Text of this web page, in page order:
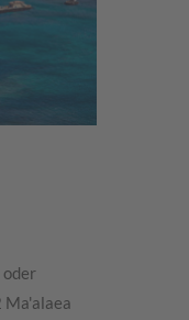
oder
Ma'alaea